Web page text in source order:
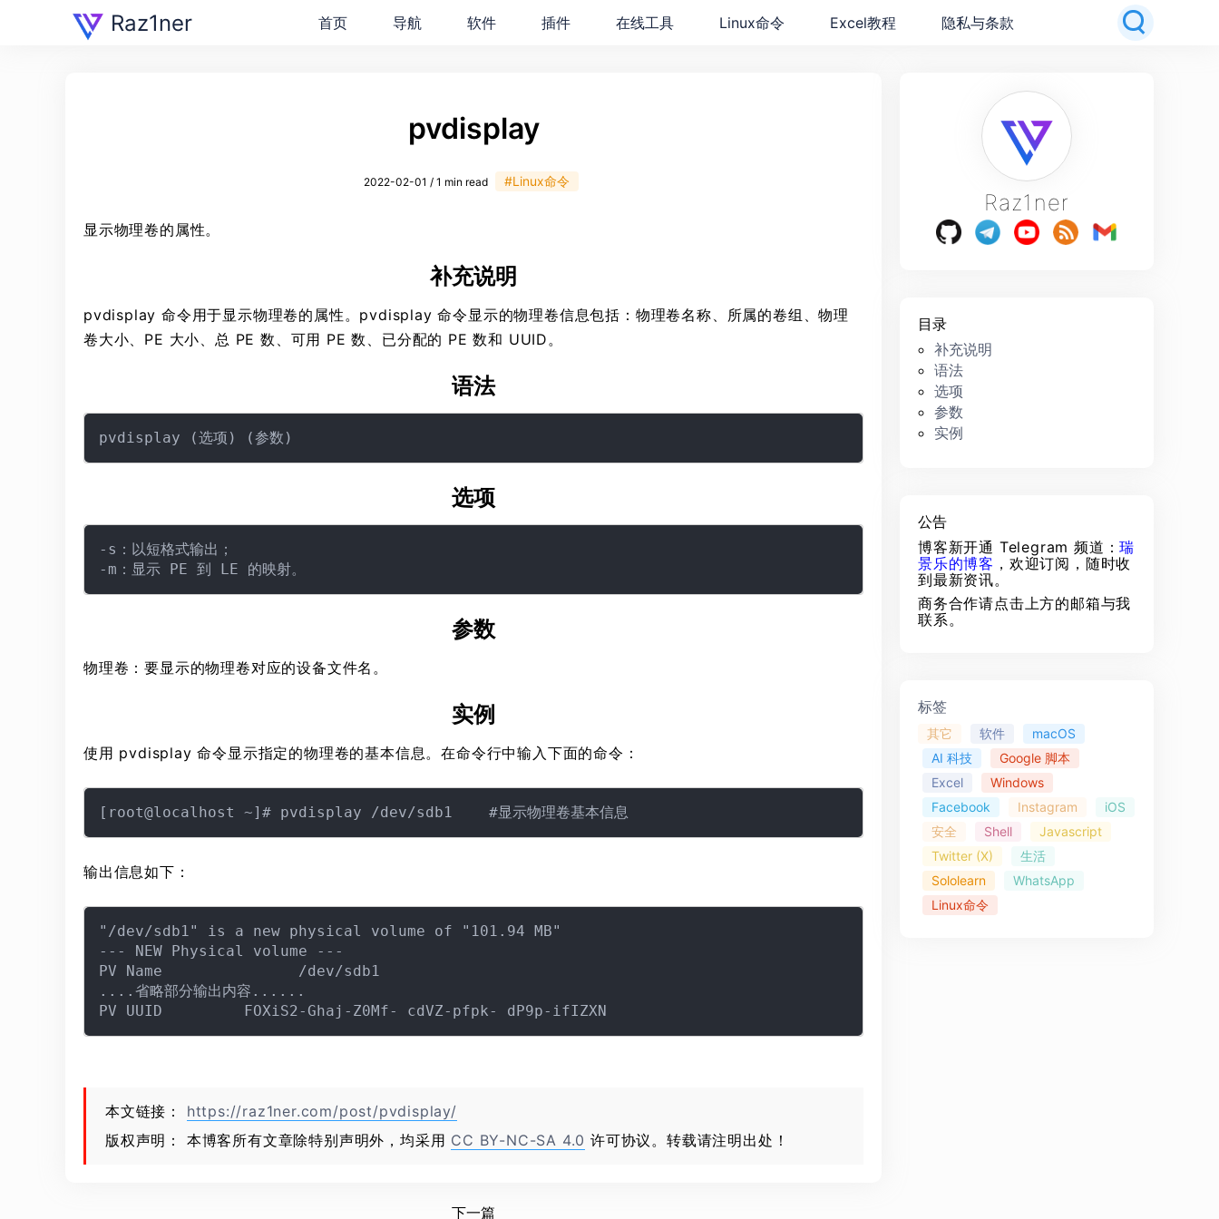
Raz1ner 首页 导航 软件 插件 在线工具 Linux命令 Excel教程 隐私与条款
pvdisplay
2022-02-01 / 1 min read #Linux命令
显示物理卷的属性。
补充说明
pvdisplay 命令用于显示物理卷的属性。pvdisplay 命令显示的物理卷信息包括：物理卷名称、所属的卷组、物理
卷大小、PE 大小、总 PE 数、可用 PE 数、已分配的 PE 数和 UUID。
语法
选项
-s：以短格式输出；
参数
物理卷：要显示的物理卷对应的设备文件名。
实例
使用 pvdisplay 命令显示指定的物理卷的基本信息。在命令行中输入下面的命令：
输出信息如下：
"/dev/sdb1" is a new physical volume of "101.94 MB"
--- NEW Physical volume ---
PV Name               /dev/sdb1
....省略部分输出内容......
本文链接： https://raz1ner.com/post/pvdisplay/
版权声明： 本博客所有文章除特别声明外，均采用 CC BY-NC-SA 4.0 许可协议。转载请注明出处！
下一篇
Raz1ner
目录
补充说明
语法
选项
参数
实例
公告
博客新开通 Telegram 频道：瑞
景乐的博客 ，欢迎订阅，随时收
到最新资讯。
商务合作请点击上方的邮箱与我
联系。
标签
其它 软件
macOS
AI 科技
Google 脚本
Excel
Windows
Facebook
Instagram
iOS
安全
Shell
Javascript
Twitter (X)
生活
Sololearn
WhatsApp
Linux命令